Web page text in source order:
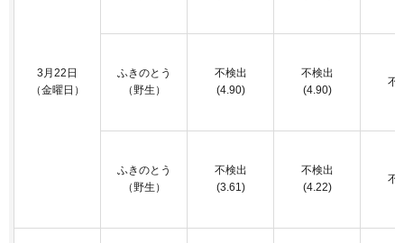
3月22日
（金曜日）
ふきのとう
（野生）
不検出
(4.90)
不検出
(4.90)
不
ふきのとう
（野生）
不検出
(3.61)
不検出
(4.22)
不